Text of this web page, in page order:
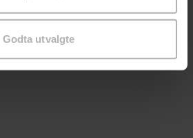
Godta utvalgte
Damm